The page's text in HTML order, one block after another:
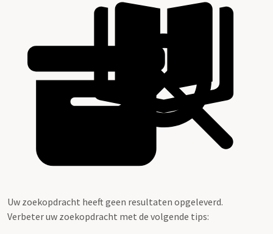
Uw zoekopdracht heeft geen resultaten opgeleverd.
Verbeter uw zoekopdracht met de volgende tips: